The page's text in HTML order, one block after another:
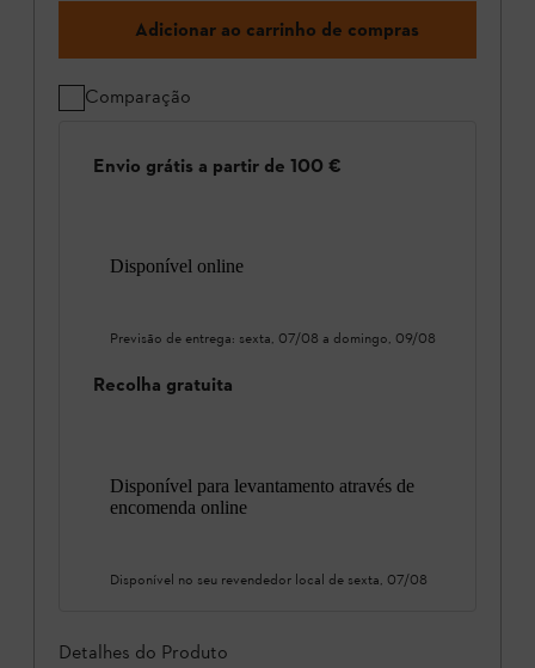
Adicionar ao carrinho de compras
Comparação
Envio grátis a partir de 100 €
Disponível online
Previsão de entrega: sexta, 07/08 a domingo, 09/08
Recolha gratuita
Disponível para levantamento através de
encomenda online
Disponível no seu revendedor local de sexta, 07/08
Detalhes do Produto